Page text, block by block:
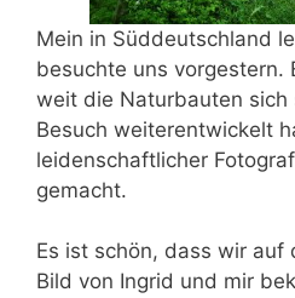
Mein in Süddeutschland
besuchte uns vorgestern.
weit die Naturbauten sich
Besuch weiterentwickelt
leidenschaftlicher
gemacht.
Es ist schön, dass wir auf
Bild von Ingrid und mir